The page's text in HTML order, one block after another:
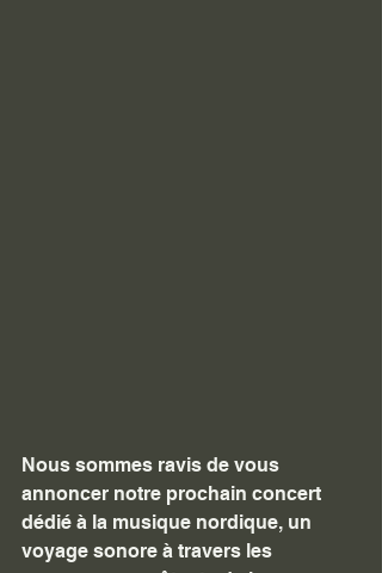
Nous sommes ravis de vous
annoncer notre prochain concert
dédié à la musique nordique, un
voyage sonore à travers les